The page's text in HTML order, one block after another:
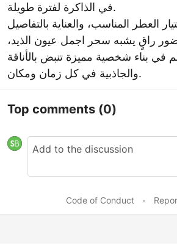
في الذاكرة لفترة طويلة.
العطر المناسب، والعناية بالتفاصيل
راقٍ يشبه سحر اجمل عيون الذيد،
في بناء شخصية مميزة تنبض بالأناقة
والجاذبية في كل زمان ومكان.
Top comments (0)
Code of Conduct •